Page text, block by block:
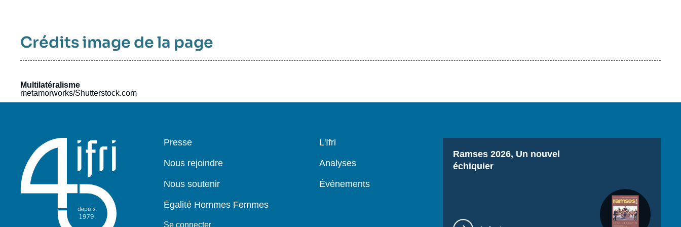
Crédits image de la page
Multilatéralisme
metamorworks/Shutterstock.com
Pied
Presse
Nous rejoindre
Nous soutenir
Égalité Hommes Femmes
Se connecter
Navigation
L'Ifri
Analyses
Événements
Titre
Ramses 2026, Un nouvel
échiquier